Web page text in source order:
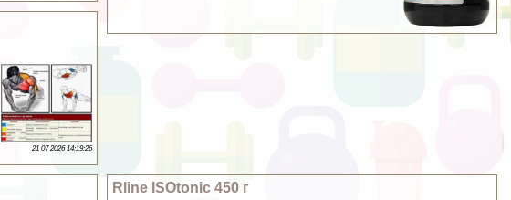
21 07 2026 14:19:26
Rline ISOtonic 450 г